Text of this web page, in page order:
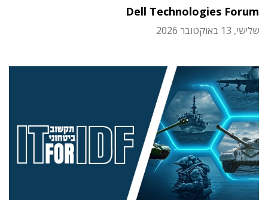
Dell Technologies Forum
שלישי, 13 באוקטובר 2026